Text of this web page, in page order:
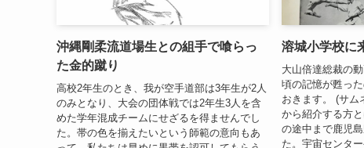
沖縄剛柔流道場生との組手で喰らっ
た金的蹴り
高校2年生のとき、我が空手道部は3年生が2人
のみとなり、大会の団体戦では2年生3人を含
めた学年混成チームにせざるを得ませんでし
た。帯の色を揃えたいという師範の意向もあ
溶城小学校に
大山倍達総裁の
頃の記憶が甦っ
おきます。 (サム
から紹介する方
の途中まで鹿児
た。宇宙センタ